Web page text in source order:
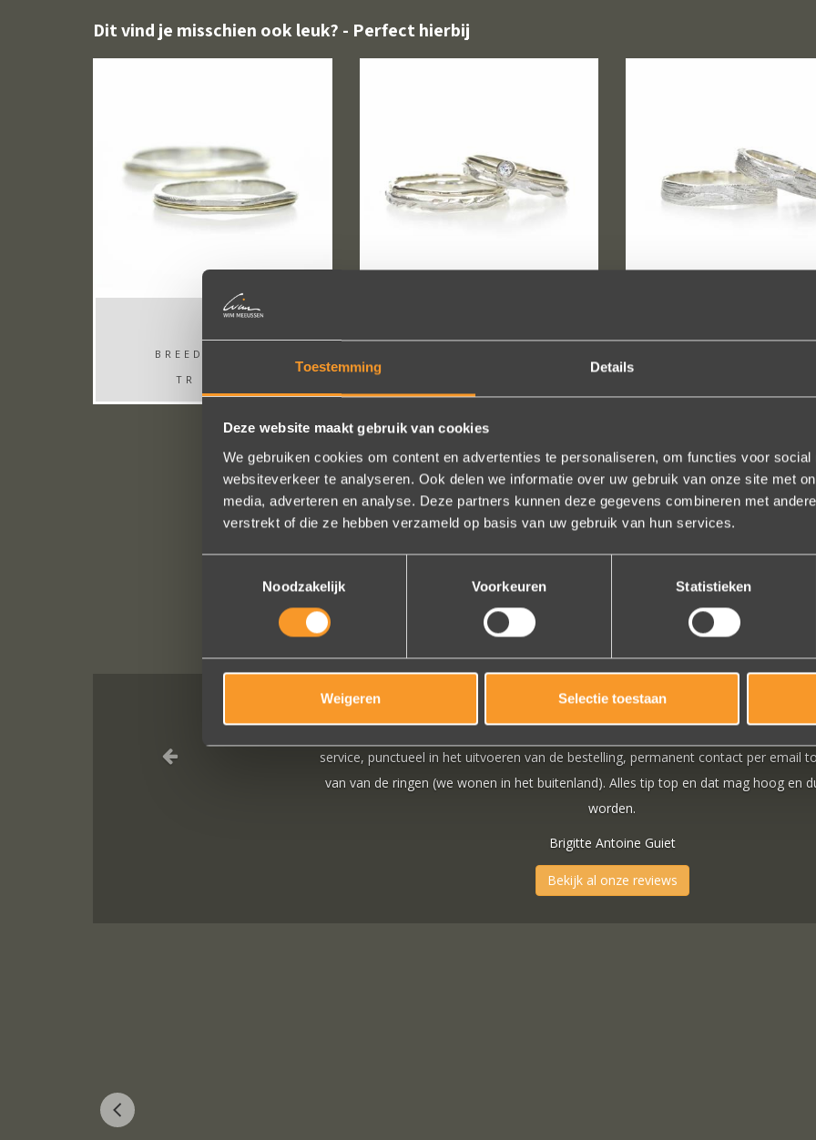
Toestemming Details
Deze website maakt gebruik van cookies
We gebruiken cookies om content en advertenties te personaliseren, om functies voor social
websiteverkeer te analyseren. Ook delen we informatie over uw gebruik van onze site met
media, adverteren en analyse. Deze partners kunnen deze gegevens combineren met
verstrekt of die ze hebben verzameld op basis van uw gebruik van hun services.
Noodzakelijk
Voorkeuren Statistieken
Weigeren Selectie toestaan
Dit vind je misschien ook leuk? - Perfect hierbij
BREEDTE: 3MM
TR LB165
een prachtige ervaring ! Heel professioneel team, persoonlijk en warm onthaal, verzorgde
punctueel in het uitvoeren van de bestelling, permanent contact per email tot het versturen
de ringen (we wonen in het buitenland). Alles tip top en dat mag hoog en duidelijk gezegd
Bekijk al onze reviews